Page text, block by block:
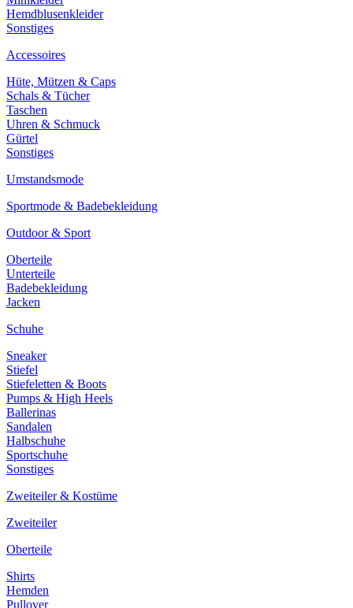
Hemdblusenkleider
Sonstiges
Accessoires
Hüte, Mützen & Caps
Schals & Tücher
Taschen
Uhren & Schmuck
Gürtel
Sonstiges
Umstandsmode
Sportmode & Badebekleidung
Outdoor & Sport
Oberteile
Unterteile
Badebekleidung
Jacken
Schuhe
Sneaker
Stiefel
Stiefeletten & Boots
Pumps & High Heels
Ballerinas
Sandalen
Halbschuhe
Sportschuhe
Sonstiges
Zweiteiler & Kostüme
Zweiteiler
Oberteile
Shirts
Hemden
Pullover